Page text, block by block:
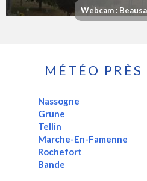
Webcam :
MÉTÉO
Nassogne
Grune
Tellin
Marche-En-Famenne
Rochefort
Bande